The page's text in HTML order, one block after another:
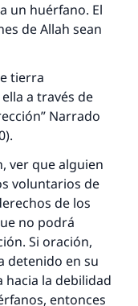
un huérfano. El
de Allah sean
tierra
a través de
Narrado
ver que alguien
voluntarios de
de los
no podrá
Si oración,
detenido en su
la debilidad
entonces
salvó un